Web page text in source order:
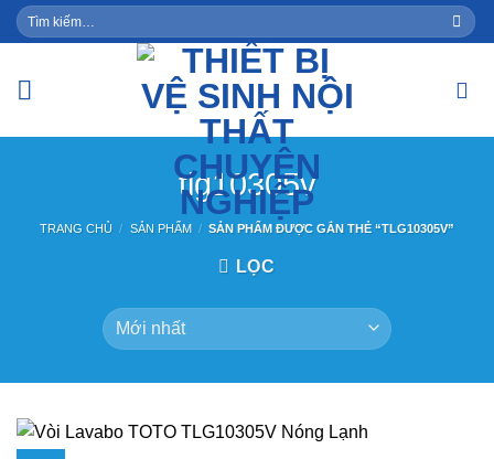
Skip
to
Tìm
kiếm:
tlg10305v
TRANG CHỦ / SẢN PHẨM / SẢN PHẨM ĐƯỢC GẮN THẺ “TLG10305V”
LỌC